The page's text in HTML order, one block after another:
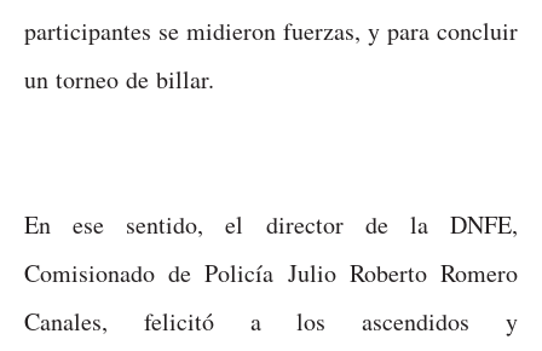
participantes se midieron fuerzas, y para concluir
un torneo de billar.
En ese sentido, el director de la DNFE,
Comisionado de Policía Julio Roberto Romero
Canales, felicitó a los ascendidos y